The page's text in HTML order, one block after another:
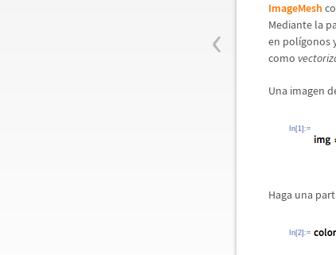
‹
ImageMesh
Mediante la
en polígonos
como
Una imagen
In[1]:=
Haga una
In[2]:=